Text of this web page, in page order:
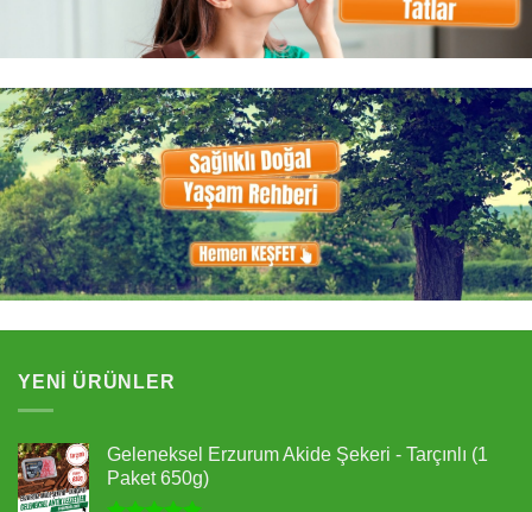
YENI ÜRÜNLER
Geleneksel Erzurum Akide Şekeri - Tarçınlı (1
Paket 650g)